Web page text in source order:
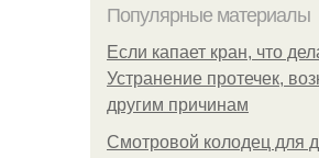
Популярные материалы
Если капает кран, что
Устранение протечек,
другим причинам
Смотровой колодец для